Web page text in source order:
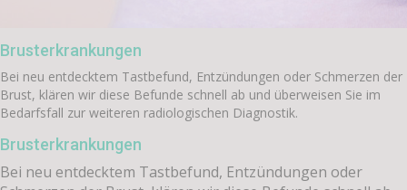
Brusterkrankungen
Bei neu entdecktem Tastbefund, Entzündungen oder Schmerzen der
Brust, klären wir diese Befunde schnell ab und überweisen Sie im
Bedarfsfall zur weiteren radiologischen Diagnostik.
Brusterkrankungen
Bei neu entdecktem Tastbefund, Entzündungen oder